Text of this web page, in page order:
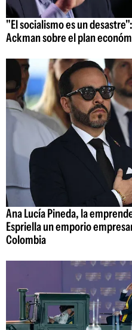
"El socialismo es un
Ackman sobre el plan
Ana Lucía Pineda, la
Espriella un emporio
Colombia